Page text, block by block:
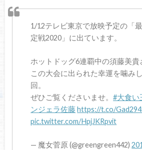
1/12テレビ東京で放映予定の「
定戦2020」に出ています。
ホットドッグ6連覇中の須藤美貴
この大会に出られた幸運を噛み
回。
ぜひご覧くださいませ。#大食い
ンジェラ佐藤https://t.co/
pic.twitter.com/HpjJKRpvit
— 魔女菅原 (@greengreen442)